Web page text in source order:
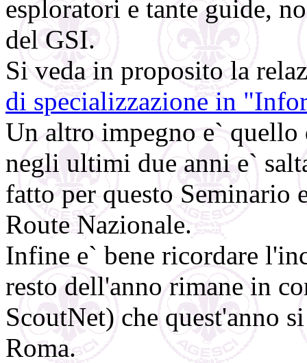
esploratori e tante guide,
del GSI.
Si veda in proposito la
di specializzazione in
Un altro impegno e` quello
negli ultimi due anni e`
fatto per questo Seminario
Route Nazionale.
Infine e` bene ricordare
resto dell'anno rimane in
ScoutNet) che quest'anno
Roma.